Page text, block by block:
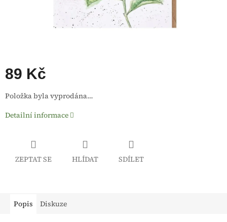
89 Kč
Měrná
cena:
Položka byla vyprodána…
Detailní informace
ZEPTAT SE HLÍDAT SDÍLET
Popis Diskuze